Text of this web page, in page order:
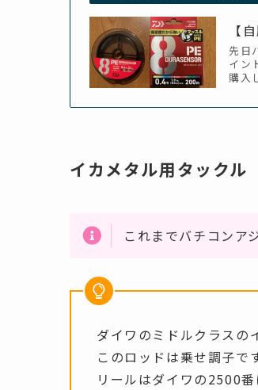
【
先日
イン
購入
イカメタル用タックル
これまでバチコンア
ダイワのミドルクラスの
このロッドは乗せ調子で
リールはダイワの2500